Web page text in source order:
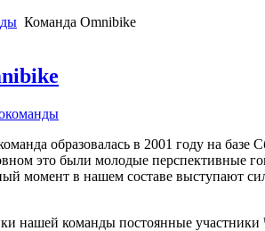
Команда Omnibike
образовалась в 2001 году на базе
это были молодые перспективные
момент в нашем составе выступают
нашей команды постоянные